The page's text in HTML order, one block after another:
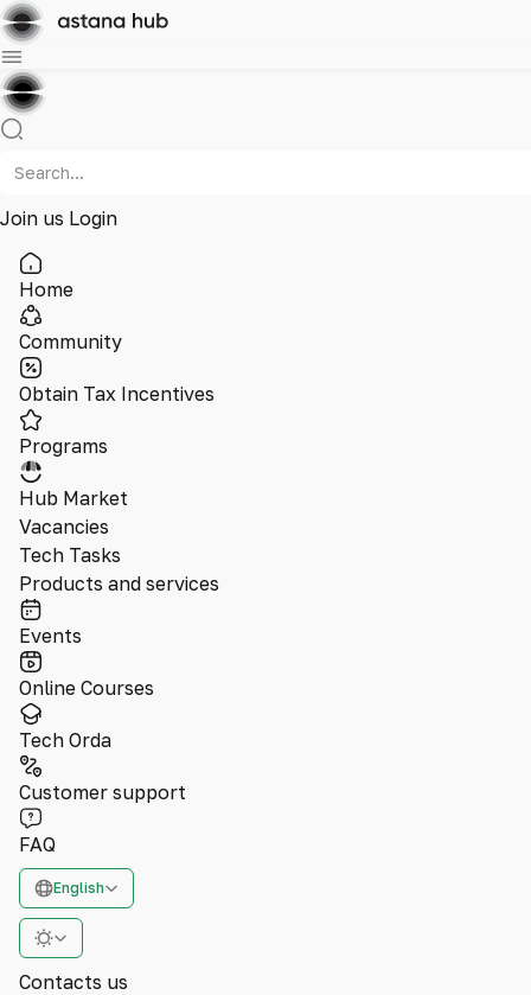
Join us Login
Home
Community
Obtain Tax Incentives
Programs
Hub Market
Vacancies
Tech Tasks
Products and services
Events
Online Courses
Tech Orda
Customer support
FAQ
English
Contacts us